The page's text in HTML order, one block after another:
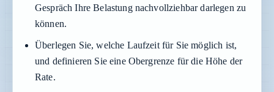
Gespräch Ihre Belastung nachvollziehbar darlegen zu
können.
Überlegen Sie, welche Laufzeit für Sie möglich ist,
und definieren Sie eine Obergrenze für die Höhe der
Rate.